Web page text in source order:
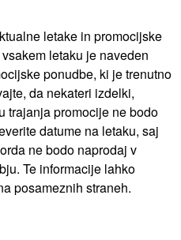
letake in promocijske
letaku je naveden
ponudbe, ki je trenutno
da nekateri izdelki,
trajanja promocije ne bodo
datume na letaku, saj
ne bodo naprodaj v
Te informacije lahko
posameznih straneh.